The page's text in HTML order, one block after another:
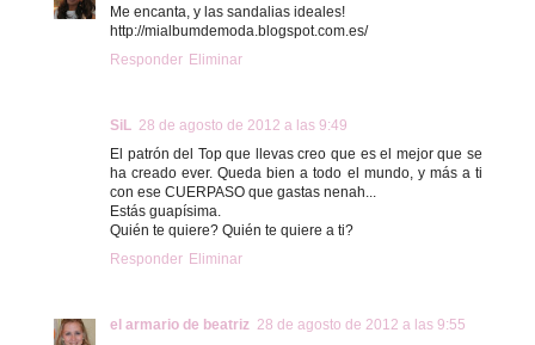
Me encanta, y las sandalias ideales!
http://mialbumdemoda.blogspot.com.es/
Responder Eliminar
SiL 28 de agosto de 2012 a las 9:49
El patrón del Top que llevas creo que es el mejor que se
ha creado ever. Queda bien a todo el mundo, y más a ti
con ese CUERPASO que gastas nenah...
Estás guapísima.
Quién te quiere? Quién te quiere a ti?
Responder Eliminar
el armario de beatriz 28 de agosto de 2012 a las 9:55